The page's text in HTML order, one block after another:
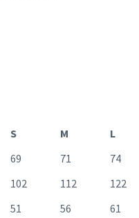
S M L
69 71 74
102 112 122
51 56 61